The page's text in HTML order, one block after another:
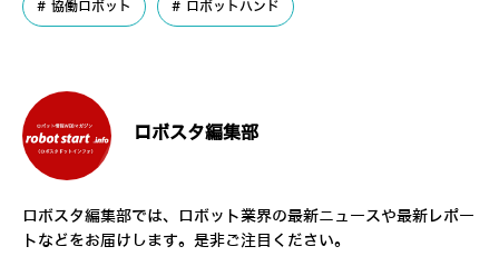
協働ロボット ロボットハンド
ロボスタ編集部
ロボスタ編集部では、ロボット業界の最新ニュースや最新レポー
トなどをお届けします。是非ご注目ください。